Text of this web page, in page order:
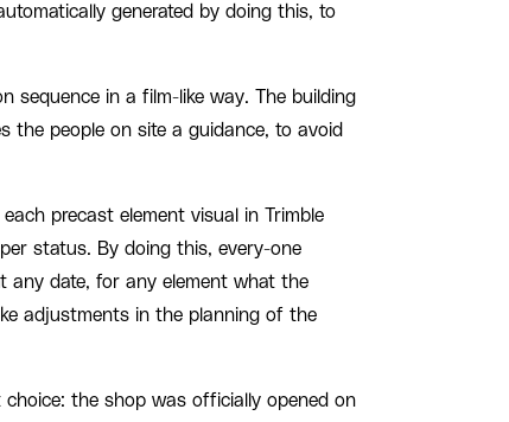
generated by doing this, to
sequence in a film-like way. The building
the people on site a guidance, to avoid
precast element visual in Trimble
status. By doing this, every-one
any date, for any element what the
adjustments in the planning of the
the shop was officially opened on